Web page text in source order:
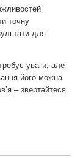
точну
для
уваги, але
його можна
– звертайтеся